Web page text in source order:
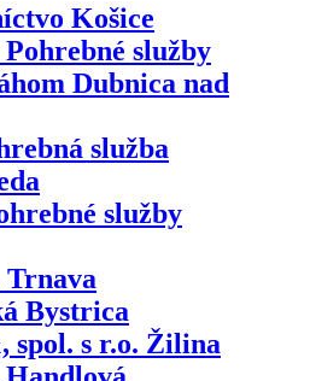
Košice
služby
Dubnica nad
služba
služby
Trnava
Bystrica
spol. s r.o. Žilina